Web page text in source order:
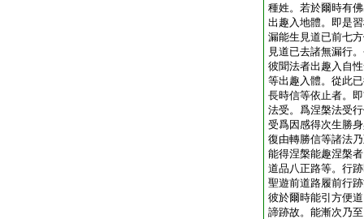
種姓。若於爾時有
出趣入地體。即是
漏能生見道已前七
見道已去諸無漏行
彼聞法者出趣入自
等出趣入體。從此
長時信等依止者。
法受。爲涅槃法受
受爲因感得次生勝
復由轉勝信等諸法
能得涅槃能趣涅槃
道品八正路等。行
聖遊前道路履前行
彼於爾時能引方便
諦跡故。能漸次乃